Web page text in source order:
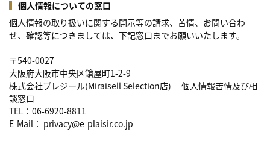
個人情報についての窓口
個人情報の取り扱いに関する開示等の請求、苦情、お問い合わ
せ、確認等につきましては、下記窓口までお願いいたします。
〒540-0027
大阪府大阪市中央区鎗屋町1-2-9
株式会社プレジール(Miraisell Selection店) 個人情報苦情及び相
談窓口
TEL：06-6920-8811
E-Mail： privacy@e-plaisir.co.jp